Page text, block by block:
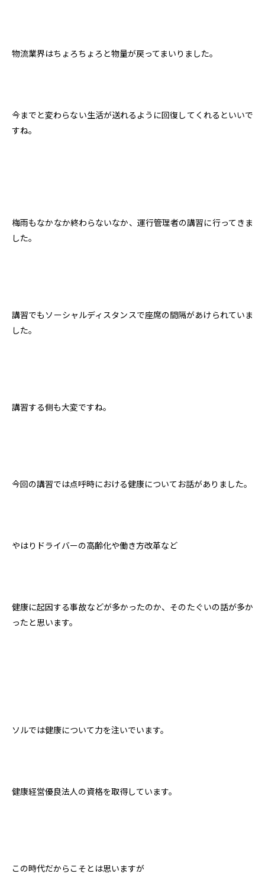
物流業界はちょろちょろと物量が戻ってまいりました。
今までと変わらない生活が送れるように回復してくれるといいで
すね。
梅雨もなかなか終わらないなか、運行管理者の講習に行ってきま
した。
講習でもソーシャルディスタンスで座席の間隔があけられていま
した。
講習する側も大変ですね。
今回の講習では点呼時における健康についてお話がありました。
やはりドライバーの高齢化や働き方改革など
健康に起因する事故などが多かったのか、そのたぐいの話が多か
ったと思います。
ソルでは健康について力を注いでいます。
健康経営優良法人の資格を取得しています。
この時代だからこそとは思いますが